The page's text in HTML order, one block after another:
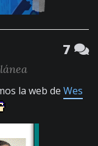
7
la web de Wes